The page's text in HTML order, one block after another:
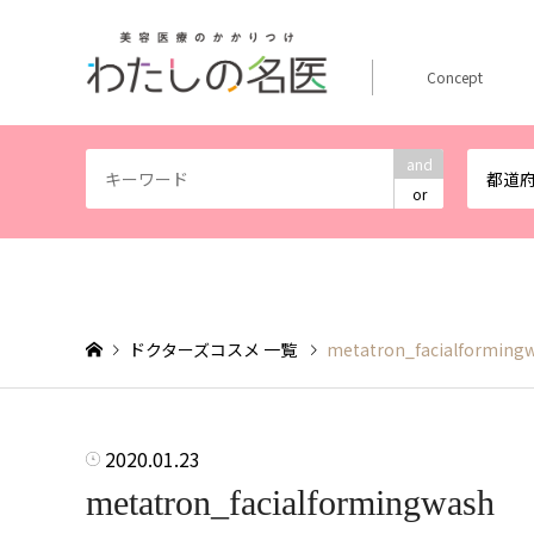
and
or
都道
Concept
ドクターズコスメ 一覧
2020.01.23
metatron_facialformingwash